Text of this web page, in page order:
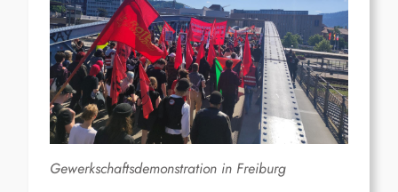
Gewerkschaftsdemonstration in Freiburg